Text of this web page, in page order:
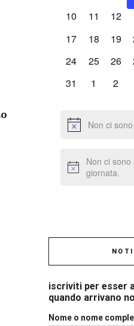
0
10
0
11
0
12
0
17
0
18
0
19
0
24
0
25
0
26
0
31
0
1
0
2
Non ci
Non ci
giornata.
iscriviti per esser
quando arrivano
Nome o nome